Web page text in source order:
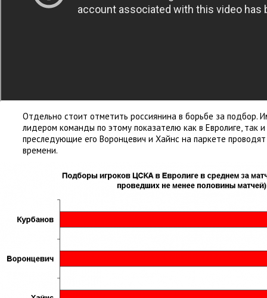
Отдельно стоит отметить россиянина в борьбе за подбор.
лидером команды по этому показателю как в Евролиге, так
преследующие его Воронцевич и Хайнс на паркете
времени.